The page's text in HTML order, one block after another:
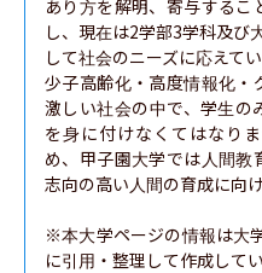
あり方を解明、寄与する
し、現在は2学部3学科及び
して社会のニーズに応えてい
少子高齢化・高度情報化・
激しい社会の中で、学生の
を身に付けなくてはなり
め、甲子園大学では人間
志向の高い人間の育成に向
※本大学ページの情報は大
に引用・整理して作成してい